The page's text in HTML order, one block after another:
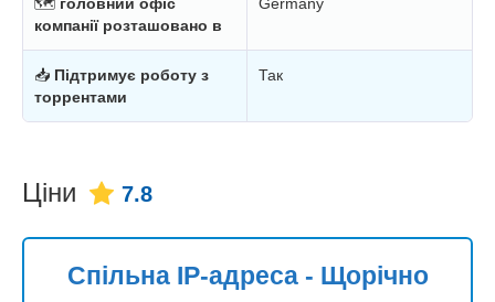
компанії розташовано в
📥 Підтримує роботу з
торрентами
Так
Ціни 7.8
Спільна IP-адреса - Щорічно